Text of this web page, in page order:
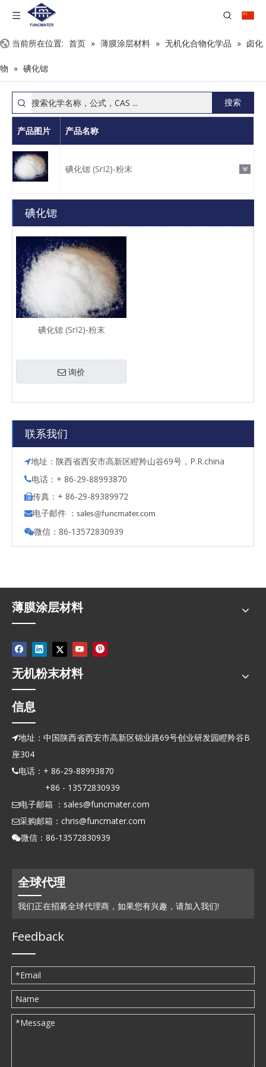
当前所在位置: 首页 » 薄膜涂层材料 » 无机化合物化学品 » 卤化
物 » 碘化锶
搜索
产品图片 产品名称
碘化锶 (SrI2)-粉末
碘化锶
碘化锶 (SrI2)-粉末
询价
联系我们
地址：陕西省西安市高新区瞪羚山谷69号，P.R.china
电话：+ 86-29-88993870
传真：+ 86-29-89389972
电子邮件 ： sales@funcmater.com
微信：86-13572830939
薄膜涂层材料
无机粉末材料
信息
地址：中国陕西省西安市高新区锦业路69号创业研发园瞪羚谷B
座304
电话：+ 86-29-88993870
+86 - 13572830939
电子邮箱 ： sales@funcmater.com
采购邮箱： chris@funcmater.com
微信：86-13572830939
全球代理
我们正在招募全球代理商，如果您有兴趣，请加入我们!
Feedback